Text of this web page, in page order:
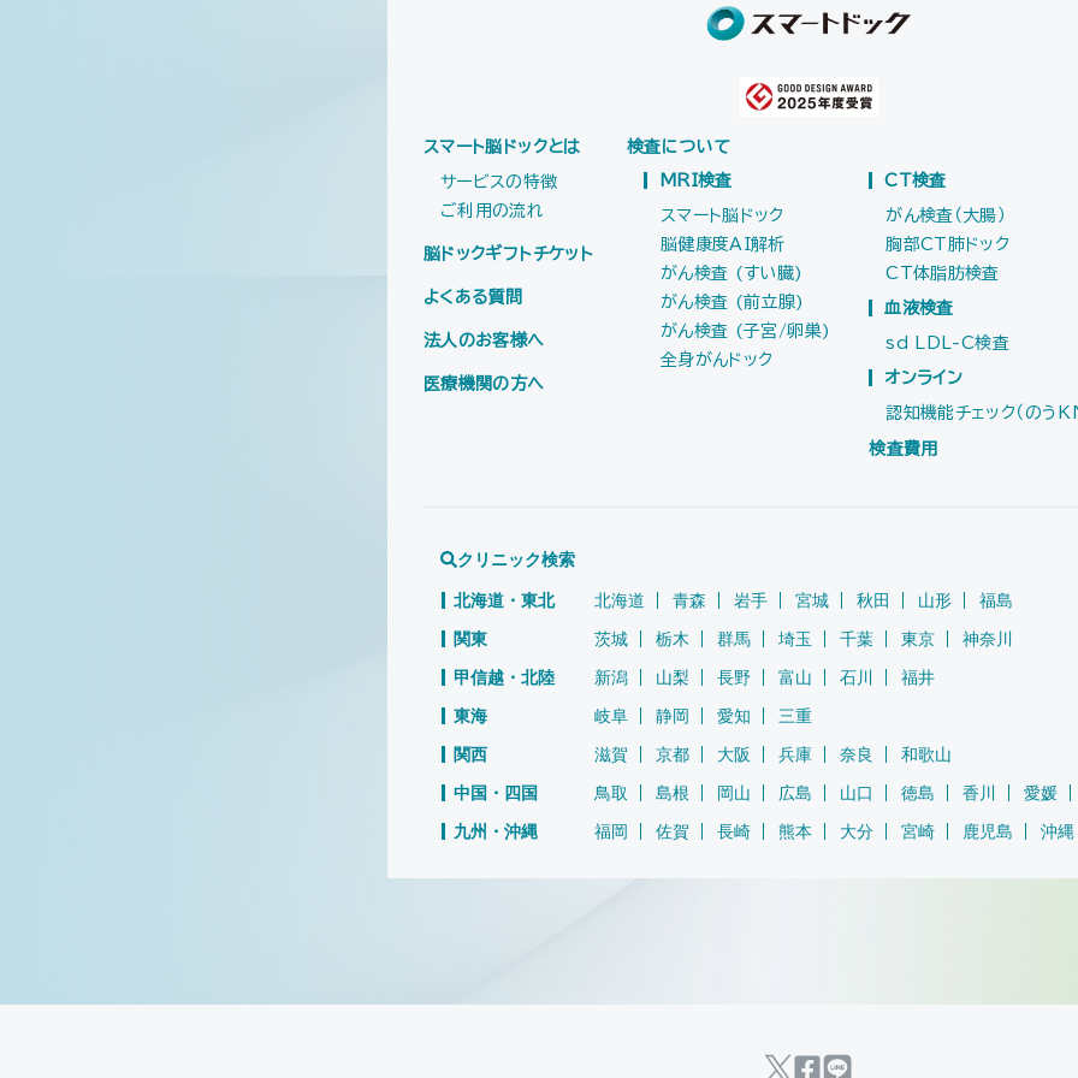
スマート脳ドックとは
サービスの特徴
ご利用の流れ
脳ドックギフトチケット
よくある質問
法人のお客様へ
医療機関の方へ
検査について
MRI検査
スマート脳ドック
脳健康度AI解析
がん検査 (すい臓)
がん検査 (前立腺)
がん検査 (子宮/卵巣)
全身がんドック
CT検査
がん検査（大腸）
胸部CT肺ドック
CT体脂肪検査
血液検査
sd LDL-C検査
オンライン
認知機能チェック（のう
検査費用
クリニック検索
北海道・東北 北海道 青森 岩手 宮城 秋田 山形
福島
関東
茨城 栃木 群馬 埼玉 千葉 東京
神奈川
甲信越・北陸
新潟 山梨 長野 富山 石川
福井
東海
岐阜 静岡 愛知
三重
関西
滋賀 京都 大阪 兵庫 奈良
和歌山
中国・四国
鳥取 島根 岡山 広島 山口 徳島 香川
愛媛
九州・沖縄
福岡 佐賀 長崎 熊本 大分 宮崎 鹿児島 沖縄